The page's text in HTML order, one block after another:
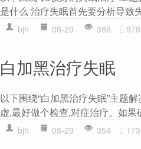
是什么 治疗失眠首先要分析导致
bjh 08-29 386 978
白加黑治疗失眠
以下围绕“白加黑治疗失眠”主题
虚,最好做个检查,对症治疗。如果
bjh 08-29 354 173